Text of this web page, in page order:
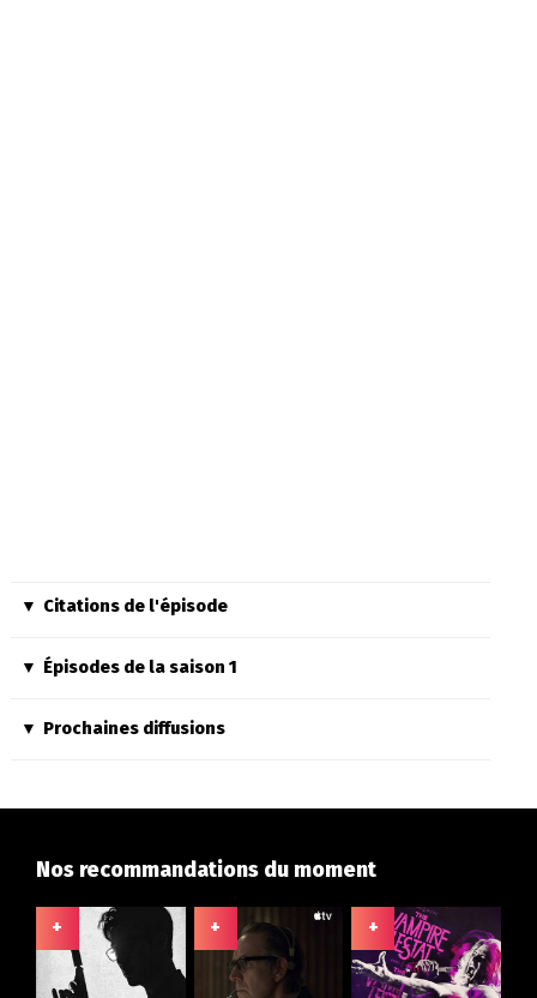
Citations de l'épisode
Épisodes de la saison 1
Prochaines diffusions
Nos recommandations du moment
+ + +